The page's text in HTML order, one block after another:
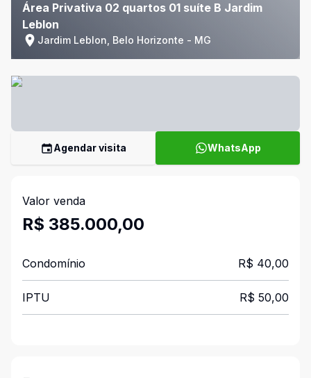
Área Privativa 02 quartos 01 suíte B Jardim
Leblon
Jardim Leblon, Belo Horizonte - MG
Agendar visita WhatsApp
Valor venda
R$ 385.000,00
Condomínio R$ 40,00
IPTU R$ 50,00